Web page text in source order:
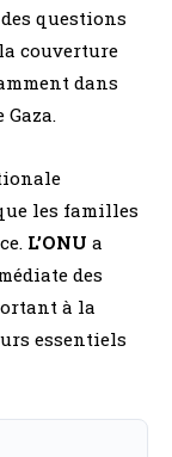
questions
couverture
dans
les familles
L’ONU a
des
à la
essentiels